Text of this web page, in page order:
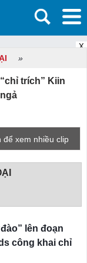
X
»
trích” Kiin
để xem nhiều clip
lên đoạn
công khai chỉ